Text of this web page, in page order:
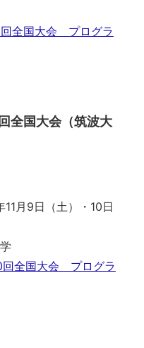
全国大会 プログラ
全国大会（筑波大
月9日（土）・10日
回全国大会 プログラ